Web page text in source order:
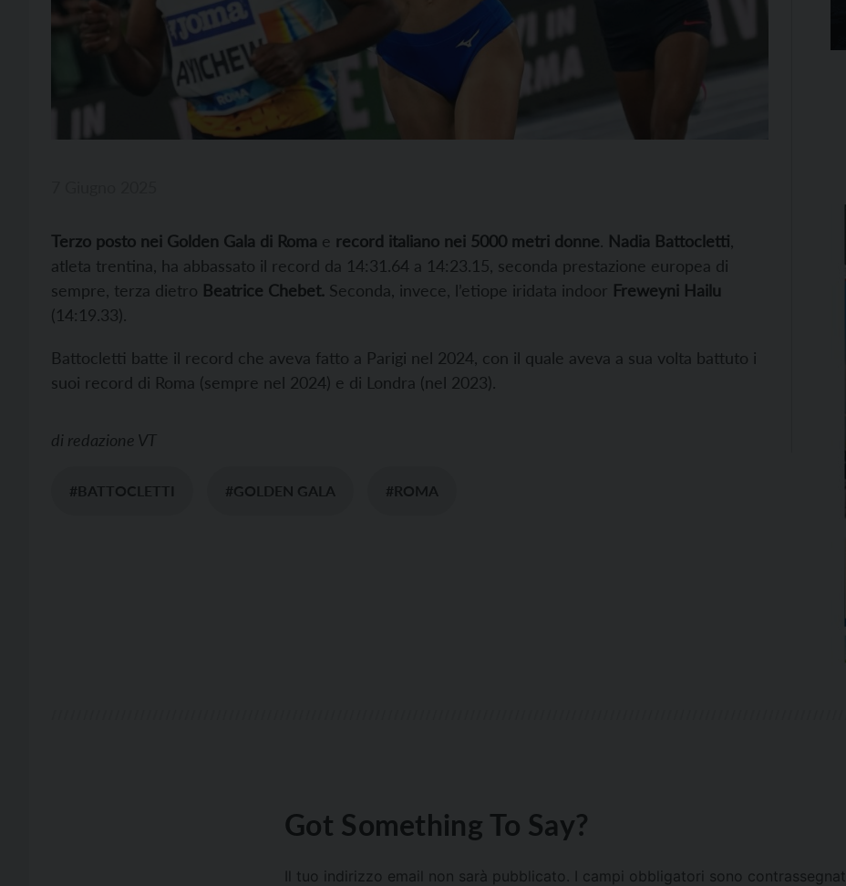
Terzo posto nei Golden Gala di Roma e record italiano nei 5000 metri donne. Nadia Battocletti
atleta trentina, ha abbassato il record da 14:31.64 a 14:23.15, seconda prestazione europea di
sempre, terza dietro Beatrice Chebet. Seconda, invece, l’etiope iridata indoor Freweyni Hailu
(14:19.33).
Battocletti batte il record che aveva fatto a Parigi nel 2024, con il quale aveva a sua volta battuto i
suoi record di Roma (sempre nel 2024) e di Londra (nel 2023).
di redazione VT
#BATTOCLETTI #GOLDEN GALA #ROMA
Got Something To Say?
Il tuo indirizzo email non sarà pubblicato. I campi obbligatori sono contrassegnati